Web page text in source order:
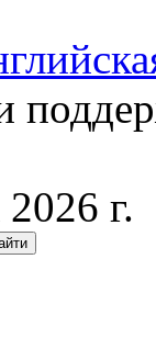
г.